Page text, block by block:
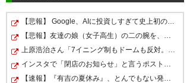
【悲報】 Google、AIに投資しすぎて史上初のマイナスキャ…
【悲報】友達の娘（女子高生）の二の腕を、夫がパクパク…
上原浩治さん「7イニング制もドームも反対。球児の生の声…
インスタで「閉店のお知らせ」と言うポストが流れてくる…
【速報】『有吉の夏休み』、とんでもない発表をしてしま…